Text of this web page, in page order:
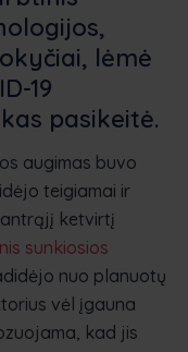
lėmė
19
pasikeitė.
augimas buvo
teigiamai ir
ketvirtį
sunkiosios
nuo planuotų
vėl įgauna
kad jis